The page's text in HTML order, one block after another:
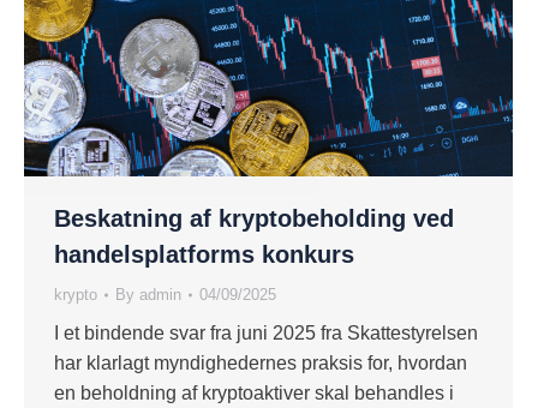
Beskatning af kryptobeholding ved
handelsplatforms konkurs
krypto By admin 04/09/2025
I et bindende svar fra juni 2025 fra Skattestyrelsen
har klarlagt myndighedernes praksis for, hvordan
en beholdning af kryptoaktiver skal behandles i